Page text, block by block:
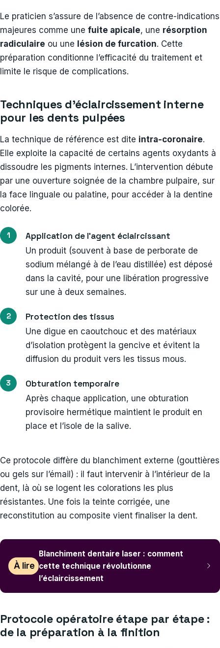
Le praticien s’assure de l’absence de contre-indications
majeures comme une fuite apicale, une résorption
radiculaire ou une lésion de furcation. Cette
préparation conditionne l’efficacité du traitement et
limite le risque de complications.
Techniques d’éclaircissement interne
pour les dents pulpées
La technique de référence est dite intra-coronaire.
Elle exploite la capacité de certains agents oxydants à
dissoudre les pigments internes. L’intervention débute
par une ouverture soignée de la chambre pulpaire, sur
la face linguale ou palatine, pour accéder à la dentine
colorée.
Application de l’agent éclaircissant
Un produit (souvent à base de perborate de
sodium mélangé à de l’eau distillée) est déposé
dans la cavité, pour une libération progressive
sur une à deux semaines.
Protection des tissus
Une digue en caoutchouc et des matériaux
d’isolation protègent la gencive et évitent la
diffusion du produit vers les tissus mous.
Obturation temporaire
Après chaque application, une obturation
provisoire hermétique maintient le produit en
place et l’isole de la salive.
Ce protocole diffère du blanchiment externe (gouttières
ou gels sur l’émail) : il faut intervenir à l’intérieur de la
dent, là où se logent les colorations les plus
résistantes. Une fois la teinte corrigée, une
reconstitution au composite vient finaliser la dent.
À lire
Blanchiment dentaire laser : comment
cette technique révolutionne
l’éclaircissement
Protocole opératoire étape par étape :
de la préparation à la finition